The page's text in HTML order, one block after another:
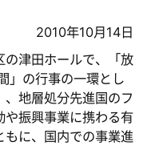
2010年10月14日
津田ホールで、「放
」の行事の一環とし
、地層処分先進国のフ
や振興事業に携わる有
に、国内での事業進